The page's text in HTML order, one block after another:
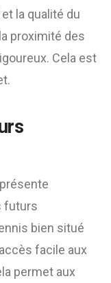
la qualité du
proximité des
Cela est
futurs
bien situé
facile aux
permet aux